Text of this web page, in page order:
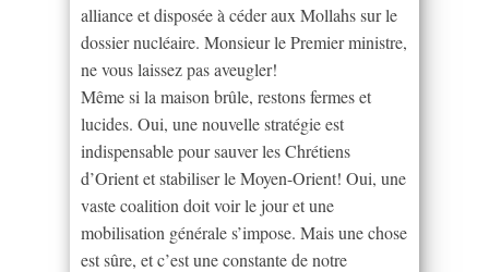
alliance et disposée à céder aux Mollahs sur le
dossier nucléaire. Monsieur le Premier ministre,
ne vous laissez pas aveugler!
Même si la maison brûle, restons fermes et
lucides. Oui, une nouvelle stratégie est
indispensable pour sauver les Chrétiens
d’Orient et stabiliser le Moyen-Orient! Oui, une
vaste coalition doit voir le jour et une
mobilisation générale s’impose. Mais une chose
est sûre, et c’est une constante de notre